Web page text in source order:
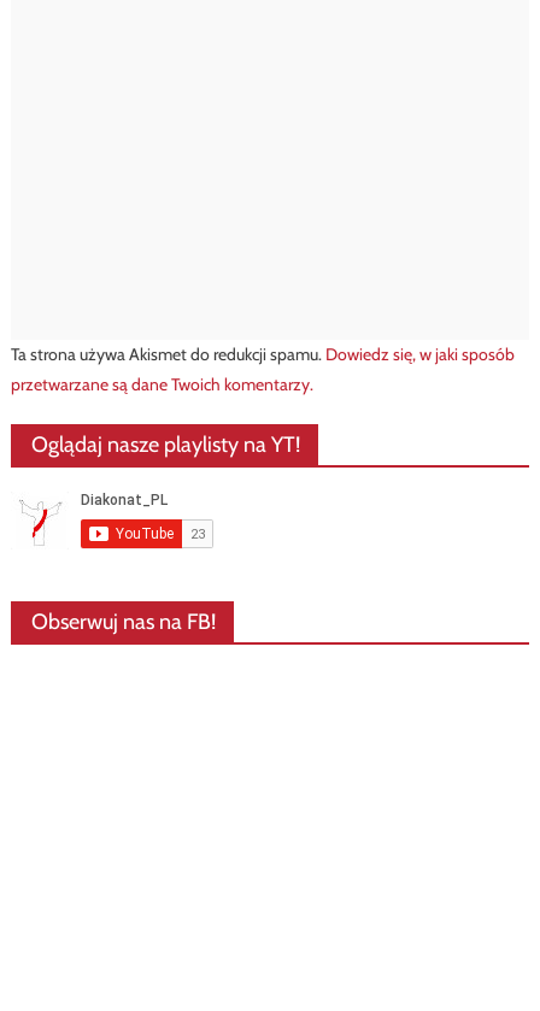
Ta strona używa Akismet do redukcji spamu. Dowiedz się, w jaki sposób
przetwarzane są dane Twoich komentarzy.
Oglądaj nasze playlisty na YT!
Obserwuj nas na FB!